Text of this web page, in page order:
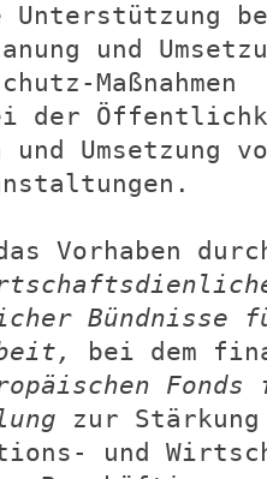
Unterstützung
und
Maßnahmen
der
Umsetzung
Vorhaben
Bündnisse
bei dem
Fonds
zur
und